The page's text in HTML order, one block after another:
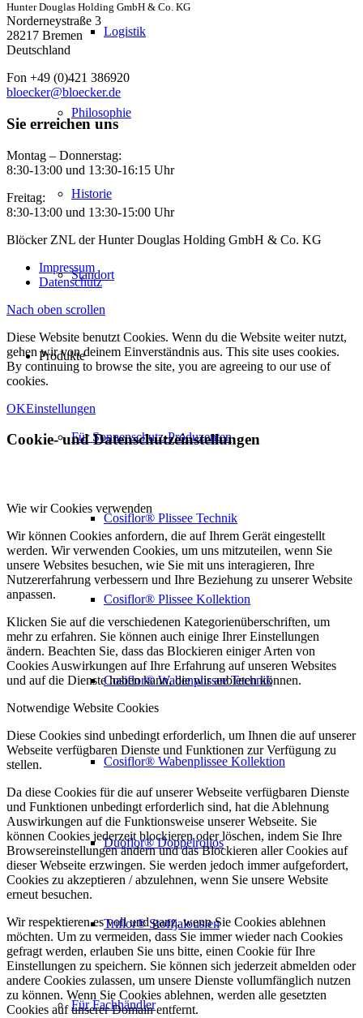
Logistik
Philosophie
Historie
Standort
Produkte
Für Sonnenschutz-Produzenten
Cosiflor® Plissee Technik
Cosiflor® Plissee Kollektion
Cosiflor® Wabenplissee Technik
Cosiflor® Wabenplissee Kollektion
Duoflor® Doppelrollos
Triflor® Stoffjalousien
Für Fachhändler
Hunter Douglas Holding GmbH & Co. KG
Norderneystraße 3
28217 Bremen
Deutschland
Fon +49 (0)421 386920
bloecker@bloecker.de
Sie erreichen uns
Montag – Donnerstag:
8:30-13:00 und 13:30-16:15 Uhr
Freitag:
8:30-13:00 und 13:30-15:00 Uhr
Blöcker ZNL der Hunter Douglas Holding GmbH & Co. KG
Impressum
Datenschutz
Nach oben scrollen
Diese Website benutzt Cookies. Wenn du die Website weiter nutzt,
gehen wir von deinem Einverständnis aus. This site uses cookies.
By continuing to browse the site, you are agreeing to our use of
cookies.
OKEinstellungen
Cookie- und Datenschutzeinstellungen
Wie wir Cookies verwenden
Wir können Cookies anfordern, die auf Ihrem Gerät eingestellt
werden. Wir verwenden Cookies, um uns mitzuteilen, wenn Sie
unsere Websites besuchen, wie Sie mit uns interagieren, Ihre
Nutzererfahrung verbessern und Ihre Beziehung zu unserer Website
anpassen.
Klicken Sie auf die verschiedenen Kategorienüberschriften, um
mehr zu erfahren. Sie können auch einige Ihrer Einstellungen
ändern. Beachten Sie, dass das Blockieren einiger Arten von
Cookies Auswirkungen auf Ihre Erfahrung auf unseren Websites
und auf die Dienste haben kann, die wir anbieten können.
Notwendige Website Cookies
Diese Cookies sind unbedingt erforderlich, um Ihnen die auf unserer
Webseite verfügbaren Dienste und Funktionen zur Verfügung zu
stellen.
Da diese Cookies für die auf unserer Webseite verfügbaren Dienste
und Funktionen unbedingt erforderlich sind, hat die Ablehnung
Auswirkungen auf die Funktionsweise unserer Webseite. Sie
können Cookies jederzeit blockieren oder löschen, indem Sie Ihre
Browsereinstellungen ändern und das Blockieren aller Cookies auf
dieser Webseite erzwingen. Sie werden jedoch immer aufgefordert,
Cookies zu akzeptieren / abzulehnen, wenn Sie unsere Website
erneut besuchen.
Wir respektieren es voll und ganz, wenn Sie Cookies ablehnen
möchten. Um zu vermeiden, dass Sie immer wieder nach Cookies
gefragt werden, erlauben Sie uns bitte, einen Cookie für Ihre
Einstellungen zu speichern. Sie können sich jederzeit abmelden oder
andere Cookies zulassen, um unsere Dienste vollumfänglich nutzen
zu können. Wenn Sie Cookies ablehnen, werden alle gesetzten
Cookies auf unserer Domain entfernt.